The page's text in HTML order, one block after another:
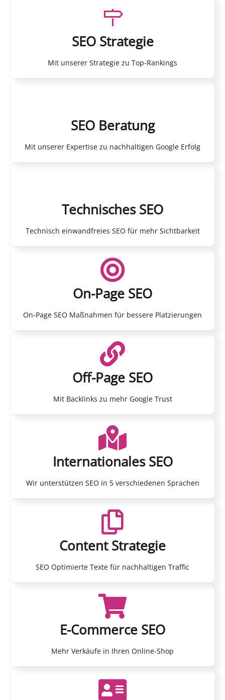
SEO Strategie
Mit unserer Strategie zu Top-Rankings
SEO Beratung
Mit unserer Expertise zu nachhaltigen Google Erfolg
Technisches SEO
Technisch einwandfreies SEO für mehr Sichtbarkeit
On-Page SEO
On-Page SEO Maßnahmen für bessere Platzierungen
Off-Page SEO
Mit Backlinks zu mehr Google Trust
Internationales SEO
Wir unterstützen SEO in 5 verschiedenen Sprachen
Content Strategie
SEO Optimierte Texte für nachhaltigen Traffic
E-Commerce SEO
Mehr Verkäufe in Ihren Online-Shop